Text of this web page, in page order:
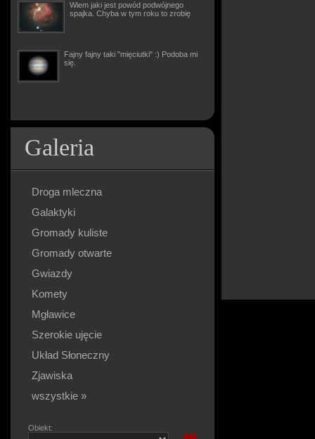
Wiem jaki jest powód podwójnego
spajka. Chyba w tym roku to zrobię
Fajny fajny taki "mięciutki" :) Podoba mi
się.
Galeria
Droga mleczna
Galaktyki
Gromady kuliste
Gromady otwarte
Gwiazdy
Komety
Mgławice
Szerokie ujęcie
Układ Słoneczny
Zjawiska
wszystkie »
Obiekt: